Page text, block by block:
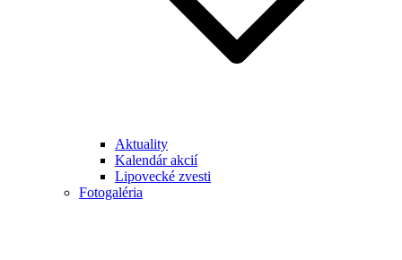
Aktuality
Kalendár akcií
Lipovecké zvesti
Fotogaléria